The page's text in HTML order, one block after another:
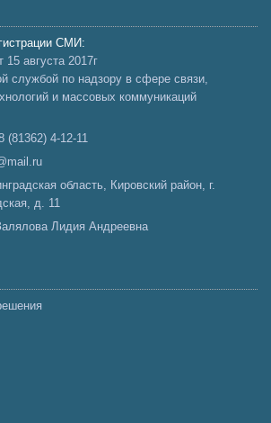
СМИ:
августа 2017г
службой по надзору в сфере связи,
и массовых коммуникаций
(81362) 4-12-11
область, Кировский район, г.
д. 11
Лидия Андреевна